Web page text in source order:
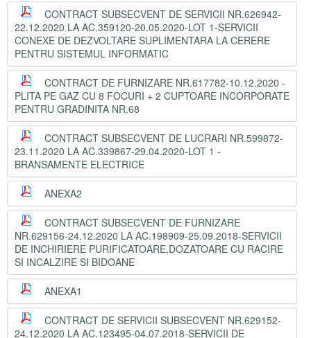
CONTRACT SUBSECVENT DE SERVICII NR.626942-
22.12.2020 LA AC.359120-20.05.2020-LOT 1-SERVICII
CONEXE DE DEZVOLTARE SUPLIMENTARA LA CERERE
PENTRU SISTEMUL INFORMATIC
CONTRACT DE FURNIZARE NR.617782-10.12.2020 -
PLITA PE GAZ CU 8 FOCURI + 2 CUPTOARE INCORPORATE
PENTRU GRADINITA NR.68
CONTRACT SUBSECVENT DE LUCRARI NR.599872-
23.11.2020 LA AC.339867-29.04.2020-LOT 1 -
BRANSAMENTE ELECTRICE
ANEXA2
CONTRACT SUBSECVENT DE FURNIZARE
NR.629156-24.12.2020 LA AC.198909-25.09.2018-SERVICII
DE INCHIRIERE PURIFICATOARE,DOZATOARE CU RACIRE
SI INCALZIRE SI BIDOANE
ANEXA1
CONTRACT DE SERVICII SUBSECVENT NR.629152-
24.12.2020 LA AC.123495-04.07.2018-SERVICII DE